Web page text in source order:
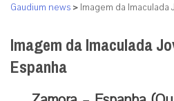
Gaudium news > Imagem da Imaculada
Imagem da Imaculada
Espanha